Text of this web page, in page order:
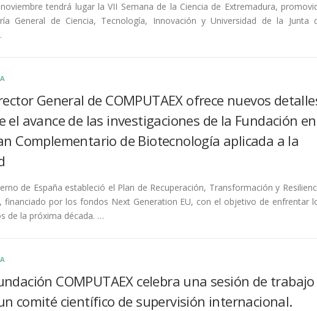
tendrá lugar la VII Semana de la Ciencia de Extremadura,
General de Ciencia, Tecnología, Innovación y Universidad de la Junta
General de COMPUTAEX ofrece nuevos
el avance de las investigaciones de la Fundación en
Complementario de Biotecnología aplicada a la
de España estableció el Plan de Recuperación, Transformación y
financiado por los fondos Next Generation EU, con el objetivo de enfrentar
de la próxima década. …
COMPUTAEX celebra una sesión de trabajo
comité científico de supervisión internacional.